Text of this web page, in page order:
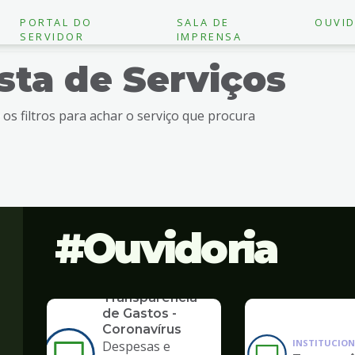
PORTAL DO
SERVIDOR
SALA DE
IMPRENSA
de Serviços
os filtros para achar o serviço que procura
Ouvidoria
Transparência
de Gastos -
Coronavírus
Despesas e